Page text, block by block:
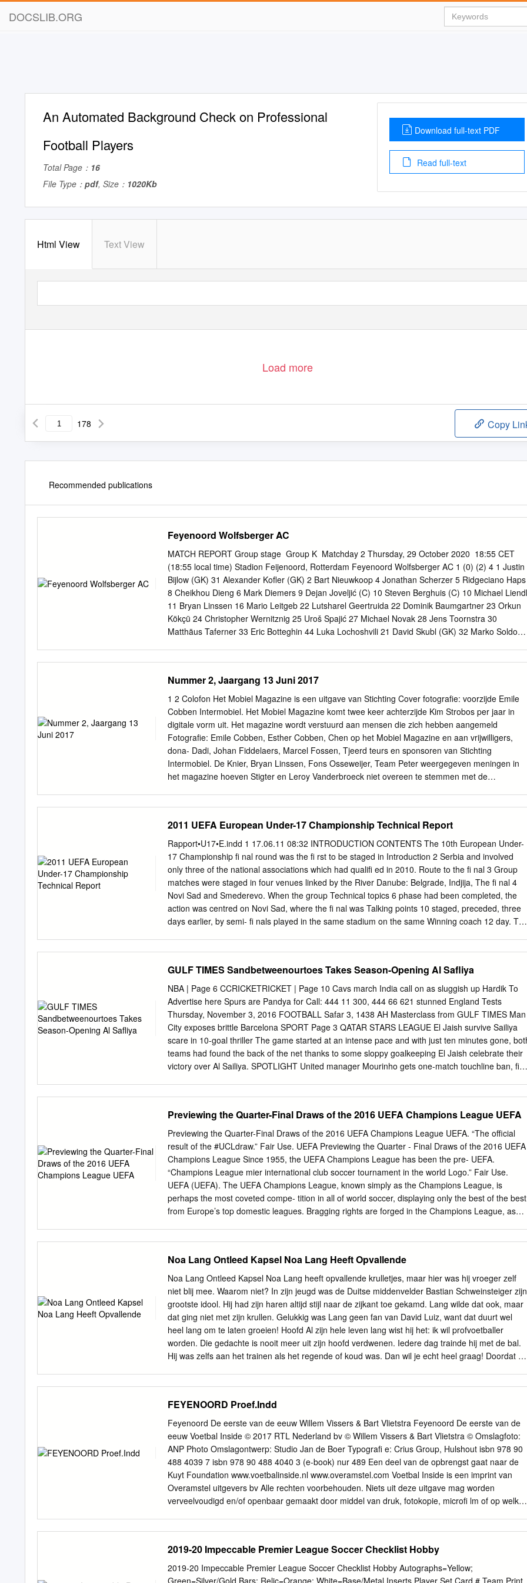
DOCSLIB.ORG
An Automated Background Check on Professional
Football Players
Total Page： 16
File Type： pdf, Size： 1020Kb
Download full-text PDF
Read full-text
Html View Text View
Load more
178 Copy
Recommended publications
Feyenoord Wolfsberger AC
MATCH REPORT Group stage ­ Group K ­ Matchday 2 Thursday, 29 October 2020 ­ 18:55 CET
(18:55 local time) Stadion Feijenoord, Rotterdam Feyenoord Wolfsberger AC 1 (0) (2) 4 1 Justin
Bijlow (GK) 31 Alexander Kofler (GK) 2 Bart Nieuwkoop 4 Jonathan Scherzer 5 Ridgeciano Haps
8 Cheikhou Dieng 6 Mark Diemers 9 Dejan Joveljić (C) 10 Steven Berghuis (C) 10 Michael Liendl
11 Bryan Linssen 16 Mario Leitgeb 22 Lutsharel Geertruida 22 Dominik Baumgartner 23 Orkun
Kökçü 24 Christopher Wernitznig 25 Uroš Spajić 27 Michael Novak 28 Jens Toornstra 30
Matthäus Taferner 33 Eric Botteghin 44 Luka Lochoshvili 21 David Skubl (GK) 32 Marko Soldo
Fabian Tauchhammer 34 Marc Andre Schmerböck Coach Coach Dick Advocaat Ferdinand
Feldhofer Referee Fourth official Srdjan Jovanović (SRB) Viktor Kopiievskyi (UKR) Assistant
referee UEFA Delegate Uroš Stojković (SRB) Kurt Zuppinger (SUI) Milan Mihajlović (SRB) (C)
Captain (GK) Goalkeeper Last updated 29/10/2020 20:07:08 CET Feyenoord ­ Wolfsberger AC
Thursday 29 October 2020 ­ 18:55 CET (18:55 local time) Match report Stadion Feijenoord,
Rotterdam Feyenoord Wolfsberger AC 1 (0) (2) 4 33 Eric Botteghin 4' 4' 10 Michael Liendl 2 Bart
Nieuwkoop 12' 13' 10 Michael Liendl 40' 30 Matthäus Taferner 2 Bart Nieuwkoop (Out) 46' 7
Luciano Narsingh (In) 5 Ridgeciano Haps 47' 10 Steven Berghuis 54' 30 Matthäus Taferner
11 Dario Vizinger (In) 84' 11 Dario Vizinger Goal Penalty Own goal Substitution Missed penalty
Yellow card(s) Red card(s) Yellow/red card (C) Captain (GK) Goalkeeper .
Nummer 2, Jaargang 13 Juni 2017
1 2 Colofon Het Mobiel Magazine is een uitgave van Stichting Cover fotografie: voorzijde Emile
Cobben Intermobiel. Het Mobiel Magazine komt twee keer achterzijde Kim Strobos per jaar in
digitale vorm uit. Het magazine wordt verstuurd aan mensen die zich hebben aangemeld
Fotografie: Emile Cobben, Esther Cobben, Chen op het Mobiel Magazine en aan vrijwilligers,
dona- Dadi, Johan Fiddelaers, Marcel Fossen, Tjeerd teurs en sponsoren van Stichting
Intermobiel. De Knier, Bryan Linssen, Fons Osseweijer, Team Peter weergegeven meningen in
het magazine hoeven Stigter en Leroy Vanderbroeck niet overeen te stemmen met de
Arnhem.mm@intermobiel.comAan deze uitgave kunnen geen rechten worden Aanmelden op
het gratis Mobiel Magazine ontleend. Niets uit deze uitgave mag worden ge- Inleverdatum kopij
Mobiel Magazine jaargang 14 publiceerd zonder schriftelijke toestemming van nummer 1: 1
oktober 2017 Stichting Intermobiel en met bronvermelding. Aan dit nummer werkten mee:
Buis, Disclaimer Mobiel Magazine: De informatie in Emile Cobben, Esther Cobben, Elvire, Evy,
Lilian het Mobiel Magazine is zorgvuldig samengesteld. Goudzwaard, Bryan Linssen, Wanda
Rooken en Desondanks kan het zijn dat informatie verou- Kelly Sue. Met dank aan alle schrijvers
en geïnter- derd, onvolledig of incorrect is. De samenstellers viewden. van het magazine zijn ook
Denise Vander- in het magazine worden getoond rust copyright.
2011 UEFA European Under-17 Championship Technical Report
Rapport•U17•E.indd 1 17.06.11 08:32 INTRODUCTION CONTENTS The 10th European Under-
17 Championship ﬁ nal round was the ﬁ rst to be staged in Introduction 2 Serbia and involved
only three of the national associations which had qualiﬁ ed in 2010. Route to the ﬁ nal 3 Group
matches were staged in four venues linked by the River Danube: Belgrade, Indjija, The ﬁ nal 4
Novi Sad and Smederevo. When the group Technical topics 6 phase had been completed, the
action was centred on Novi Sad, where the ﬁ nal was Talking points 10 staged, preceded, three
days earlier, by semi- ﬁ nals played in the same stadium on the same Winning coach 12 day.
represent the ﬁ rst experience of an international event for Team analysis: England 16 most of
the participants, brieﬁ ngs on doping controls and the perils of match ﬁ xing were Team analysis:
France 17 written into the teams’ agendas and all eight ﬁ nalists were happy to participate in
Team analysis: Germany 18 a Together Stronger project staged under Team analysis:
Netherlands 19 the banner of UEFA’s Respect campaign. Groups of children were invited to join
the Team analysis: Romania 20 teams at training sessions during the event. Team analysis:
Serbia 21 The ﬁ nal round in Serbia also served to decide Europe’s representatives at the
imminent Results 22 FIFA Under-17 World Cup, with the top three teams in each group earning
GULF TIMES Sandbetweenourtoes Takes Season-Opening Al Safliya
NBA | Page 6 CCRICKETRICKET | Page 10 Cavs march India call on as sluggish up Hardik To
Advertise here Spurs are Pandya for Call: 444 11 300, 444 66 621 stunned England Tests
Thursday, November 3, 2016 FOOTBALL Safar 3, 1438 AH Masterclass from GULF TIMES Man
City exposes brittle Barcelona SPORT Page 3 QATAR STARS LEAGUE El Jaish survive Sailiya
scare in 10-goal thriller The game started at an intense pace and with just ten minutes gone,
teams had found the back of the net thanks to some sloppy goalkeeping El Jaish celebrate their
victory over Al Sailiya. SPOTLIGHT United manager Mourinho gets one-match touchline ban, fi
FA statement. mbattled Manchester United Burnley last weekend and the ﬁ ne for “An
Independent Regulatory Com- manager Jose Mourinho will remarks he made ahead of the
Premier mission heard that Mourinho accepted serve a one match touchline ban League game
with Liverpool. He also the comments he made on 14 October and pay a £50,000 ($60,000,
receives a mandatory £8,000 ﬁ ne for 2016 constituted improper conduct but PICTURE: E55,000
euros) ﬁ ne after being pun- being sent to the stands. denied they brought the game into dis- El
Jaish goal machine Romarinho unleashes a powerful shot against Al Sailiya yesterday.
Previewing the Quarter-Final Draws of the 2016 UEFA Champions League UEFA
Previewing the Quarter-Final Draws of the 2016 UEFA Champions League UEFA. “The oﬃcial
result of the #UCLdraw.” Fair Use. UEFA Previewing the Quarter - Final Draws of the 2016 UEFA
Champions League Since 1955, the UEFA Champions League has been the pre- UEFA.
“Champions League mier international club soccer tournament in the world Logo.” Fair Use.
UEFA (UEFA). The UEFA Champions League, known simply as the Champions League, is
perhaps the most coveted compe- tition in all of world soccer, displaying only the best of the best
from Europe’s top domestic leagues. Bragging rights are forged in the Champions League, as
culmination of each respective sport. Cristiano Ronaldo, one of the most accomplished soc-
Deahr. “Ronaldo playing against cer players in world soccer today, holds high praise for the FC
Schalke 04 in the Champions international competition, “The high point of my career League on
11 March 2015. Fair was winning the Champions League. No one will ever erase 1 Use.
Wikipedia that from my memory.” (Ronaldo). PREVIEWING THE QUARTERFINAL DRAWS OF
THE 2016 CHAMPIONS LEAGUE Overview of the UEFA Champions League Qualifying for the
Champions League is a diﬀer- 16 features two games in which the two ent process in each
domestic league across matched up teams play a home & home series.
Noa Lang Ontleed Kapsel Noa Lang Heeft Opvallende
Noa Lang Ontleed Kapsel Noa Lang heeft opvallende krulletjes, maar hier was hij vroeger zelf
niet blij mee. Waarom niet? In zijn jeugd was de Duitse middenvelder Bastian Schweinsteiger zijn
grootste idool. Hij had zijn haren altijd stijl naar de zijkant toe gekamd. Lang wilde dat ook, maar
dat ging niet met zijn krullen. Gelukkig was Lang geen fan van David Luiz, want dat duurt wel
heel lang om te laten groeien! Hoofd Al zijn hele leven lang wist hij het: ik wil profvoetballer
worden. Die gedachte is nooit meer uit zijn hoofd verdwenen. Iedere dag trainde hij met de bal.
Hij was zelfs aan het trainen als het regende of koud was. Dan wil je echt heel graag! Doordat hij
werken. Hij was niet op zijn mondje gevallen zei altijd wat hij dacht. Daardoor had hij regelmatig
ruzie met trainers en leiders. Niet zo handig, Noa! Nu is het een stuk beter, want Lang maakt
nooit meer ruzie op het voetbalveld. Rug Ben jij weleens op je rug gevallen tijdens het
voetballen? Dan weet je dat het veel pijn kan doen! Dat weet ook Lang. Hij viel op zijn zestiende
hard op zijn rug tijdens het voetballen. De dokter wist niet eens of hij daarna nog kon sporten!
Dagenlang mocht hij niet veel bewegen om te herstellen.
FEYENOORD Proef.Indd
Feyenoord De eerste van de eeuw Willem Vissers & Bart Vlietstra Feyenoord De eerste van de
eeuw Voetbal Inside © 2017 RTL Nederland bv © Willem Vissers & Bart Vlietstra © Omslagfoto:
ANP Photo Omslagontwerp: Studio Jan de Boer Typografi e: Crius Group, Hulshout isbn 978 90
488 4039 7 isbn 978 90 488 4040 3 (e-book) nur 489 Een deel van de opbrengst gaat naar de
Kuyt Foundation www.voetbalinside.nl www.overamstel.com Voetbal Inside is een imprint van
Overamstel uitgevers bv Alle rechten voorbehouden. Niets uit deze uitgave mag worden
verveelvoudigd en/of openbaar gemaakt door middel van druk, fotokopie, microfi lm of op welke
66 Louis van Gaal 69 ‘Liefde voor Feyenoord is groter dan voor mijn vriendin’ 71 Wouter Bos 77
Wolf met schilderijhoofd 82 Gijs de Jong 91 De omgekeerde Mourinho 93 Pierre van Hooijdonk
104 De maestro van het middenveld 107 Joost Broekman 117 Troost voor Tonboom 120 Sander
2019-20 Impeccable Premier League Soccer Checklist Hobby
2019-20 Impeccable Premier League Soccer Checklist Hobby Autographs=Yellow;
Green=Silver/Gold Bars; Relic=Orange; White=Base/Metal Inserts Player Set Card # Team Print